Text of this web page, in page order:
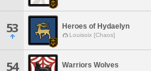
53 Heroes of Hydaelyn
Louisoix [Chaos]
54 Warriors Wolves